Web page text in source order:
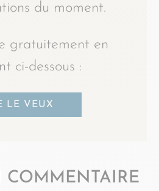
du moment.
gratuitement en
ci-dessous :
LE VEUX
COMMENTAIRE